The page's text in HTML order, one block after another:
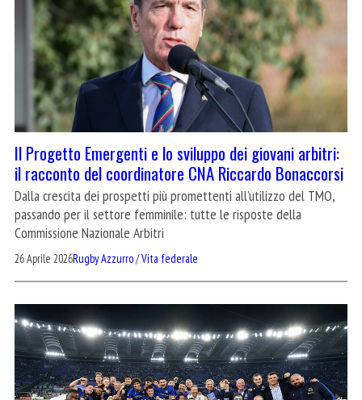
Il Progetto Emergenti e lo sviluppo dei giovani arbitri:
il racconto del coordinatore CNA Riccardo Bonaccorsi
Dalla crescita dei prospetti più promettenti all’utilizzo del TMO,
passando per il settore femminile: tutte le risposte della
Commissione Nazionale Arbitri
26 Aprile 2026Rugby Azzurro/Vita federale